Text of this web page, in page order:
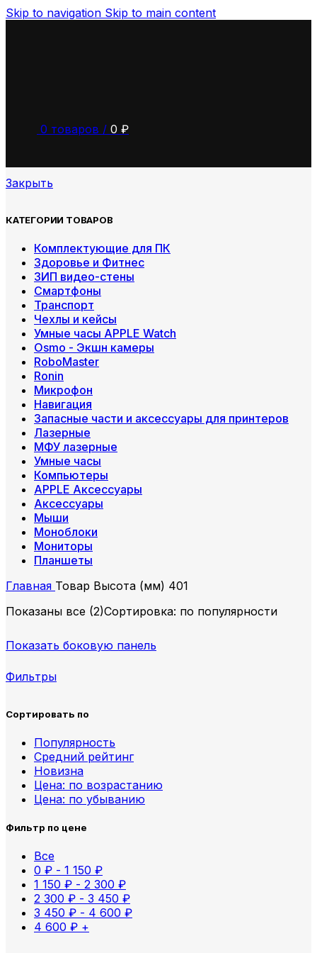
Skip to navigation Skip to main content
0 товаров / 0 ₽
Закрыть
КАТЕГОРИИ ТОВАРОВ
Комплектующие для ПК
Здоровье и Фитнес
ЗИП видео-стены
Смартфоны
Транспорт
Чехлы и кейсы
Умные часы APPLE Watch
Osmo - Экшн камеры
RoboMaster
Ronin
Микрофон
Навигация
Запасные части и аксессуары для принтеров
Лазерные
МФУ лазерные
Умные часы
Компьютеры
APPLE Аксессуары
Аксессуары
Мыши
Моноблоки
Мониторы
Планшеты
Главная Товар Высота (мм) 401
Показаны все (2)Сортировка: по популярности
Показать боковую панель
Фильтры
Сортировать по
Популярность
Средний рейтинг
Новизна
Цена: по возрастанию
Цена: по убыванию
Фильтр по цене
Все
0 ₽ - 1 150 ₽
1 150 ₽ - 2 300 ₽
2 300 ₽ - 3 450 ₽
3 450 ₽ - 4 600 ₽
4 600 ₽ +